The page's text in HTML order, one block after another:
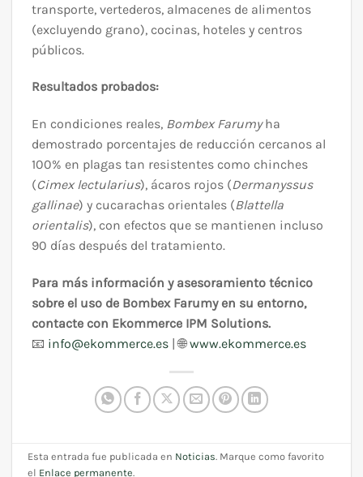
transporte, vertederos, almacenes de alimentos
(excluyendo grano), cocinas, hoteles y centros
públicos.
Resultados probados:
En condiciones reales, Bombex Farumyha
demostrado porcentajes de reducción cercanos al
100% en plagas tan resistentes como chinches
(Cimex lectularius), ácaros rojos (Dermanyssus
gallinae) y cucarachas orientales (Blattella
orientalis), con efectos que se mantienen incluso
90 días después del tratamiento.
Para más información y asesoramiento técnico
sobre el uso de Bombex Farumy en su entorno,
contacte con Ekommerce IPM Solutions.
📧 info@ekommerce.es | 🌐www.ekommerce.es
Esta entrada fue publicada en Noticias. Marque como favorito
el Enlace permanente.